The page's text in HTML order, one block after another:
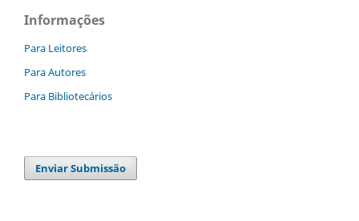
Informações
Para Leitores
Para Autores
Para Bibliotecários
Enviar Submissão